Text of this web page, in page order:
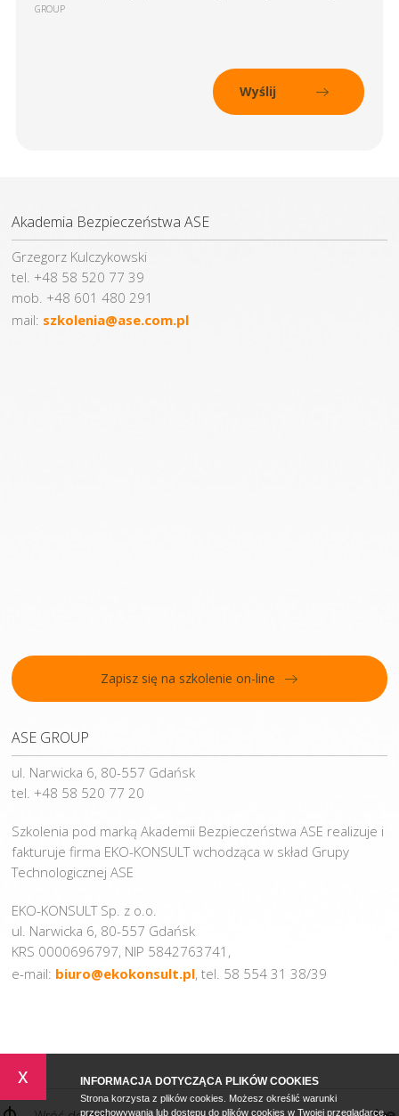
GROUP
Akademia Bezpieczeństwa ASE
Grzegorz Kulczykowski
tel. +48 58 520 77 39
mob. +48 601 480 291
mail: szkolenia@ase.com.pl
Zapisz się na szkolenie on-line
ASE GROUP
ul. Narwicka 6, 80-557 Gdańsk
tel. +48 58 520 77 20
Szkolenia pod marką Akademii Bezpieczeństwa ASE realizuje i
fakturuje firma EKO-KONSULT wchodząca w skład Grupy
Technologicznej ASE
EKO-KONSULT Sp. z o.o.
ul. Narwicka 6, 80-557 Gdańsk
KRS 0000696797, NIP 5842763741,
e-mail: biuro@ekokonsult.pl, tel. 58 554 31 38/39
x INFORMACJA DOTYCZĄCA PLIKÓW COOKIES
Strona korzysta z plików cookies. Możesz określić warunki
przechowywania lub dostępu do plików cookies w Twojej przeglądarce.